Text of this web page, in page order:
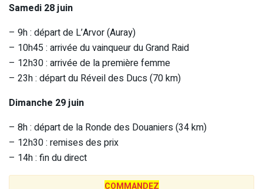
Samedi 28 juin
– 9h : départ de L’Arvor (Auray)
– 10h45 : arrivée du vainqueur du Grand Raid
– 12h30 : arrivée de la première femme
– 23h : départ du Réveil des Ducs (70 km)
Dimanche 29 juin
– 8h : départ de la Ronde des Douaniers (34 km)
– 12h30 : remises des prix
– 14h : fin du direct
COMMANDEZ